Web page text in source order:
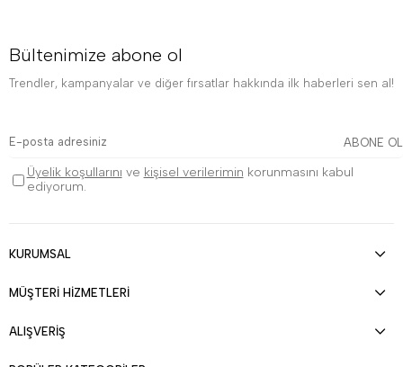
Bültenimize abone ol
Trendler, kampanyalar ve diğer fırsatlar hakkında ilk haberleri sen al!
ABONE OL
Üyelik koşullarını ve kişisel verilerimin korunmasını kabul
ediyorum.
KURUMSAL
MÜŞTERİ HİZMETLERİ
ALIŞVERİŞ